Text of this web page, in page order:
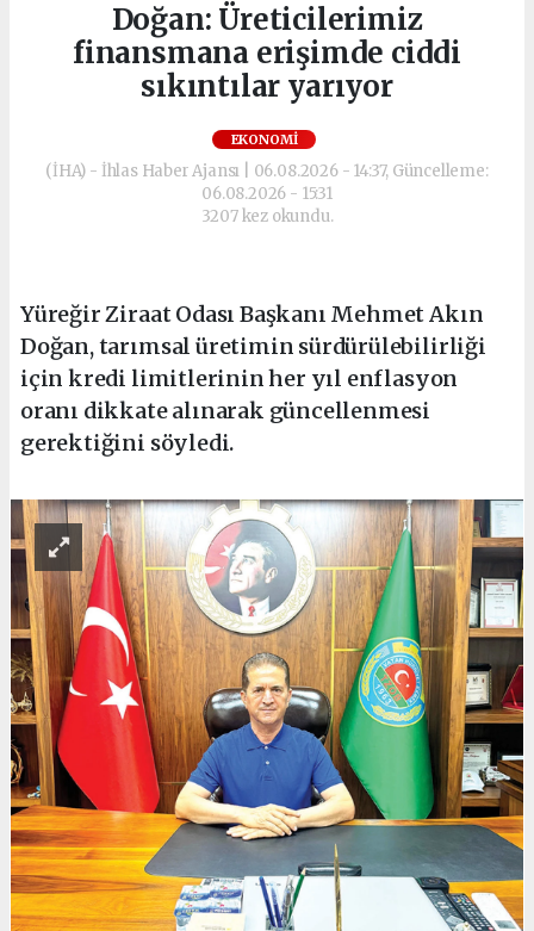
Doğan: Üreticilerimiz
finansmana erişimde ciddi
sıkıntılar yarıyor
EKONOMI
(İHA) - İhlas Haber Ajansı | 06.08.2026 - 14:37, Güncelleme:
06.08.2026 - 15:31
3207 kez okundu.
Yüreğir Ziraat Odası Başkanı Mehmet Akın
Doğan, tarımsal üretimin sürdürülebilirliği
için kredi limitlerinin her yıl enflasyon
oranı dikkate alınarak güncellenmesi
gerektiğini söyledi.